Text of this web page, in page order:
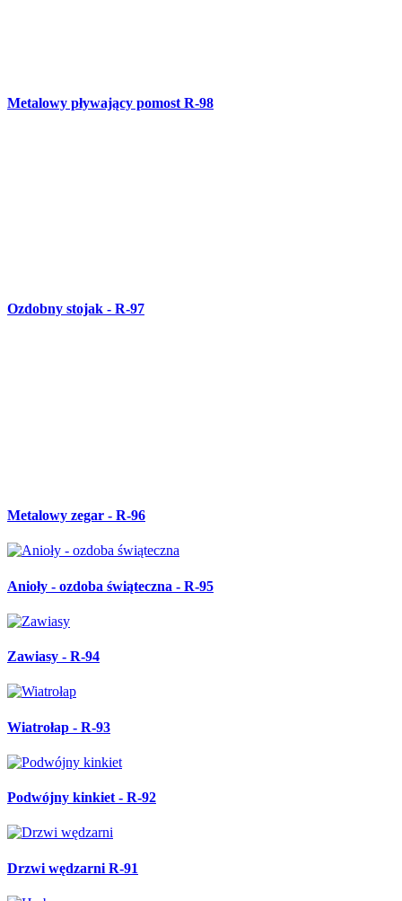
Metalowy zegar - R-96
Wiatrołap - R-93